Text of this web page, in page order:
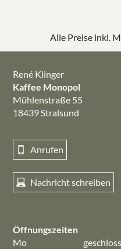
Alle Preise inkl.
René Klinger
Kaffee Monopol
Mühlenstraße 55
18439 Stralsund
Anrufen
Nachricht schreiben
Öffnungszeiten
Mo